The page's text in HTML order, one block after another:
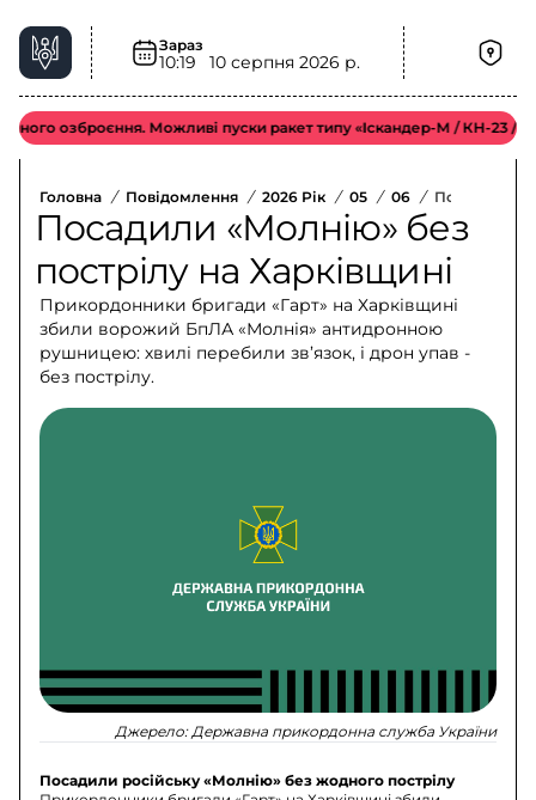
Зараз
10:19 10 серпня 2026 р.
озброєння. Можливі пуски ракет типу «Іскандер-М / КН-23 / С-
Головна / Повідомлення / 2026 Рік / 05 / 06 / Посадили
Посадили «Молнію» без
пострілу на Харківщині
Прикордонники бригади «Гарт» на Харківщині
збили ворожий БпЛА «Молнія» антидронною
рушницею: хвилі перебили зв’язок, і дрон упав -
без пострілу.
Джерело: Державна прикордонна служба України
Посадили російську «Молнію» без жодного пострілу